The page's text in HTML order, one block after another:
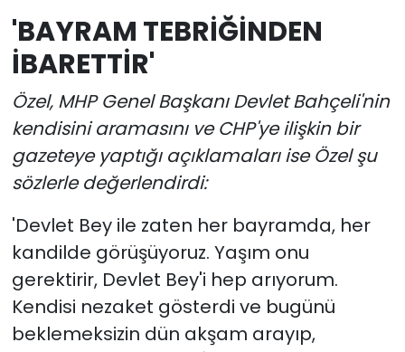
'BAYRAM TEBRİĞİNDEN
İBARETTİR'
Özel, MHP Genel Başkanı Devlet Bahçeli'nin
kendisini aramasını ve CHP'ye ilişkin bir
gazeteye yaptığı açıklamaları ise Özel şu
sözlerle değerlendirdi:
'Devlet Bey ile zaten her bayramda, her
kandilde görüşüyoruz. Yaşım onu
gerektirir, Devlet Bey'i hep arıyorum.
Kendisi nezaket gösterdi ve bugünü
beklemeksizin dün akşam arayıp,